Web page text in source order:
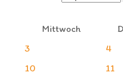
Mittwoch
3 4
10 11